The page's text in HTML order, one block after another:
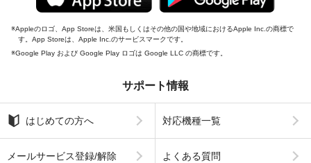
Appleのロゴ、App Storeは、米国もしくはその他の国や地域におけるApple Inc.の商標で
す。App Storeは、Apple Inc.のサービスマークです。
Google Play および Google Play ロゴは Google LLC の商標です。
サポート情報
はじめての方へ 対応機種一覧
メールサービス登録/解除 よくある質問